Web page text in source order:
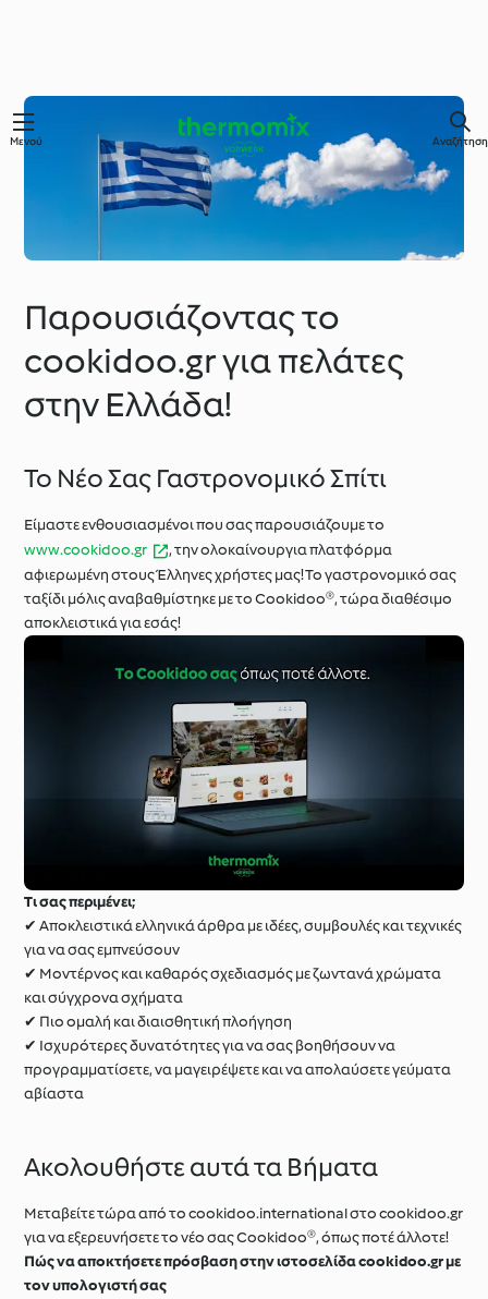
Μενού Αναζήτηση
Παρουσιάζοντας το
cookidoo.gr για πελάτες
στην Ελλάδα!
Το Νέο Σας Γαστρονομικό Σπίτι
Είμαστε ενθουσιασμένοι που σας παρουσιάζουμε το
www.cookidoo.gr
, την ολοκαίνουργια πλατφόρμα
αφιερωμένη στους Έλληνες χρήστες μας! Το γαστρονομικό σας
ταξίδι μόλις αναβαθμίστηκε με το Cookidoo®, τώρα διαθέσιμο
αποκλειστικά για εσάς!
Τι σας περιμένει;
✔ Αποκλειστικά ελληνικά άρθρα με ιδέες, συμβουλές και τεχνικές
για να σας εμπνεύσουν
✔ Μοντέρνος και καθαρός σχεδιασμός με ζωντανά χρώματα
και σύγχρονα σχήματα
✔ Πιο ομαλή και διαισθητική πλοήγηση
✔ Ισχυρότερες δυνατότητες για να σας βοηθήσουν να
προγραμματίσετε, να μαγειρέψετε και να απολαύσετε γεύματα
αβίαστα
Ακολουθήστε αυτά τα Βήματα
Μεταβείτε τώρα από το cookidoo.international στο cookidoo.gr
για να εξερευνήσετε το νέο σας Cookidoo®, όπως ποτέ άλλοτε!
Πώς να αποκτήσετε πρόσβαση στην ιστοσελίδα cookidoo.gr με
τον υπολογιστή σας